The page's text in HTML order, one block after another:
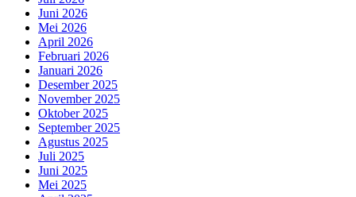
Juni 2026
Mei 2026
April 2026
Februari 2026
Januari 2026
Desember 2025
November 2025
Oktober 2025
September 2025
Agustus 2025
Juli 2025
Juni 2025
Mei 2025